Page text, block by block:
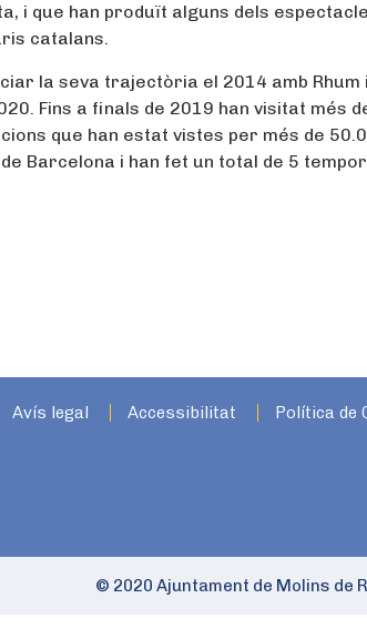
i que han produït alguns dels
catalans.
la seva trajectòria el 2014 amb Rhum
Fins a finals de 2019 han visitat
que han estat vistes per més de
Barcelona i han fet un total de 5
Avís legal Accessibilitat Política de
© 2020 Ajuntament de Molins de